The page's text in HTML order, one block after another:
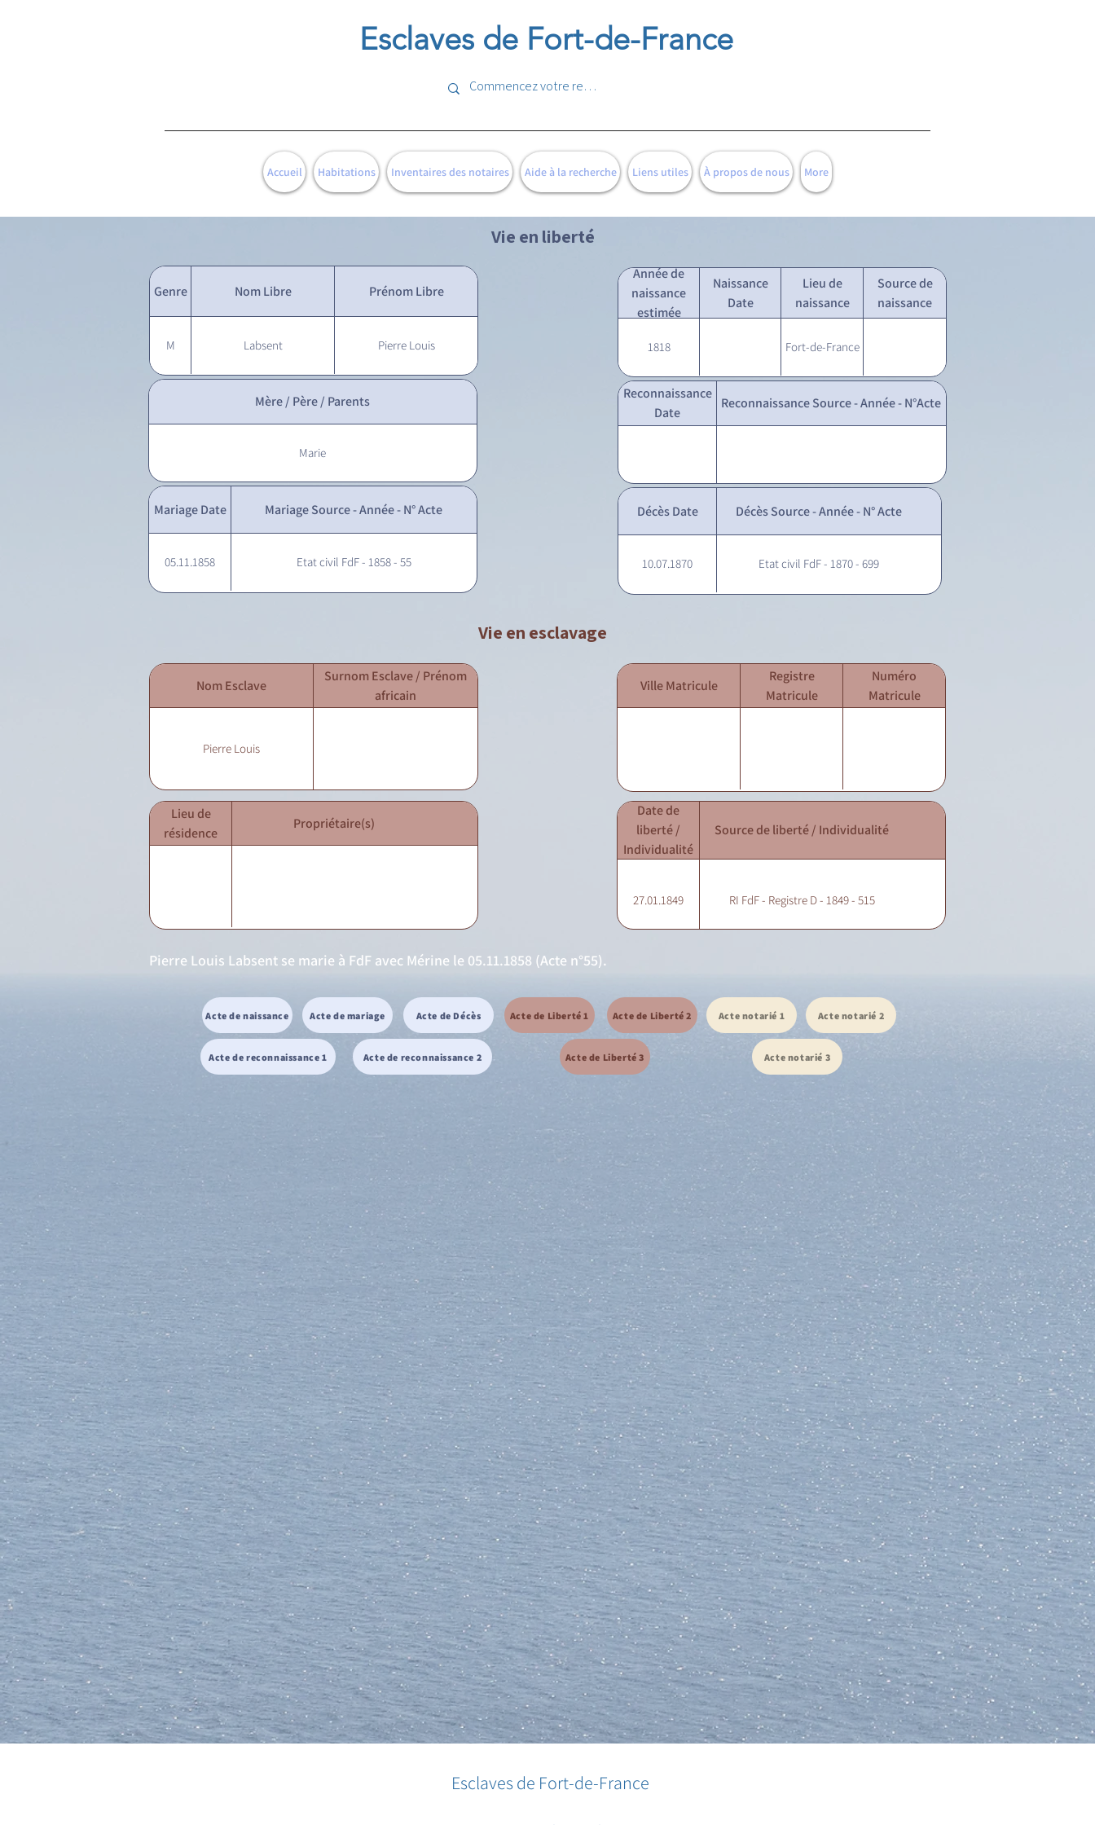
Esclaves de Fort-de-France
Accueil Habitations Inventaires des notaires Aide à la recherche Liens utiles À propos de nous More
Vie en liberté
Genre Nom Libre Prénom Libre
M Labsent Pierre Louis
Année de
naissance
estimée
Naissance
Date
Lieu de
naissance
Source de
naissance
1818 Fort-de-France
Mère / Père / Parents
Marie
Mariage Date Mariage Source - Année - N° Acte
05.11.1858 Etat civil FdF - 1858 - 55
Reconnaissance
Date
Reconnaissance Source - Année - N°Acte
Décès Date Décès Source - Année - N° Acte
10.07.1870 Etat civil FdF - 1870 - 699
Vie en esclavage
Nom Esclave
Surnom Esclave / Prénom
africain
Pierre Louis
Ville Matricule
Registre
Matricule
Numéro
Matricule
Lieu de
résidence
Propriétaire(s)
Date de
liberté /
Individualité
Source de liberté / Individualité
27.01.1849 RI FdF - Registre D - 1849 - 515
Pierre Louis Labsent se marie à FdF avec Mérine le 05.11.1858 (Acte n°55).
Acte de naissance Acte de mariage Acte de Décès
Acte de reconnaissance 1 Acte de reconnaissance 2
Acte de Liberté 1 Acte de Liberté 2
Acte de Liberté 3
Acte notarié 1 Acte notarié 2
Acte notarié 3
Esclaves de Fort-de-France